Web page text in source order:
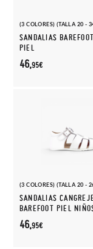
(3 COLORES) (TALLA 20 -
SANDALIAS
PIEL
46,95€
(3 COLORES) (TALLA 20 -
SANDALIAS
BAREFOOT PIEL
46,95€